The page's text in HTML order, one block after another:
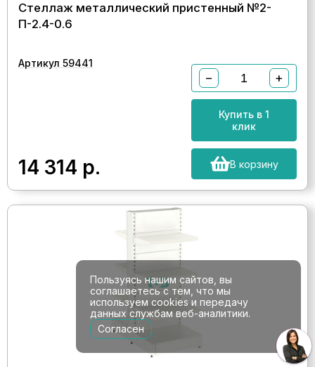
Стеллаж металлический пристенный №2-
П-2.4-0.6
Артикул 59441
14 314 р.
− +
Купить в 1
клик
В корзину
Пользуясь нашим сайтов, вы
соглашаетесь с тем, что мы
используем cookies и передачу
данных службам веб-аналитики.
Согласен